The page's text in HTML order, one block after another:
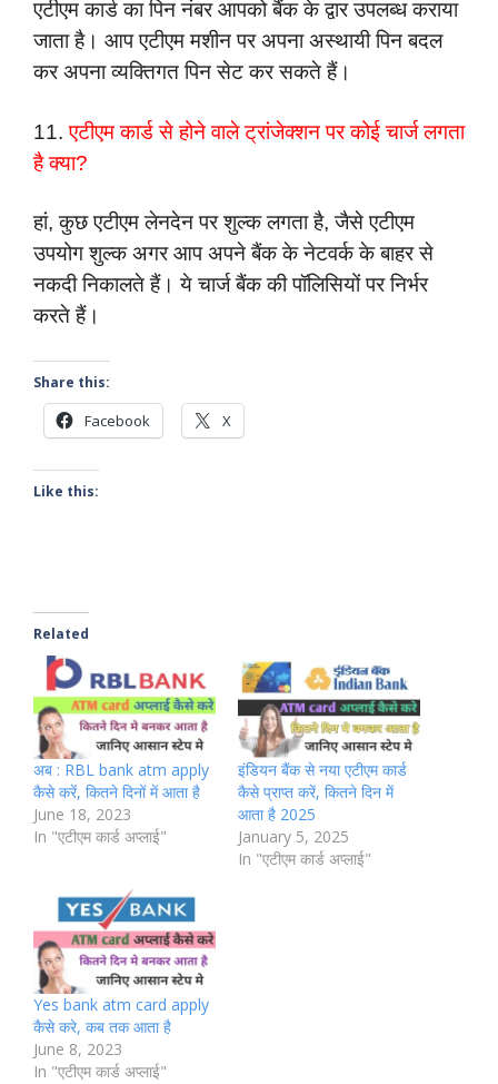
एटीएम कार्ड का पिन नंबर आपको बैंक के द्वार उपलब्ध कराया
जाता है। आप एटीएम मशीन पर अपना अस्थायी पिन बदल
कर अपना व्यक्तिगत पिन सेट कर सकते हैं।
11.एटीएम कार्ड से होने वाले ट्रांजेक्शन पर कोई चार्ज लगता
है क्या?
हां, कुछ एटीएम लेनदेन पर शुल्क लगता है, जैसे एटीएम
उपयोग शुल्क अगर आप अपने बैंक के नेटवर्क के बाहर से
नकदी निकालते हैं। ये चार्ज बैंक की पॉलिसियों पर निर्भर
करते हैं।
Share this:
Facebook X
Like this:
Related
अब : RBL bank atm apply
कैसे करें, कितने दिनों में आता है
June 18, 2023
In "एटीएम कार्ड अप्लाई"
इंडियन बैंक से नया एटीएम कार्ड
कैसे प्राप्त करें, कितने दिन में
आता है 2025
January 5, 2025
In "एटीएम कार्ड अप्लाई"
Yes bank atm card apply
कैसे करे, कब तक आता है
June 8, 2023
In "एटीएम कार्ड अप्लाई"